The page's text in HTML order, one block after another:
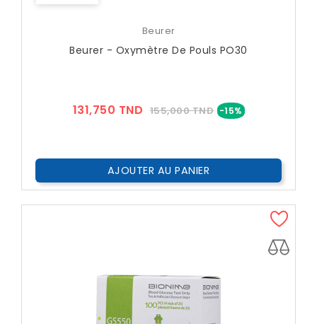
Beurer
Beurer - Oxymètre De Pouls PO30
131,750 TND Prix
155,000 TND -15% Prix
AJOUTER AU PANIER